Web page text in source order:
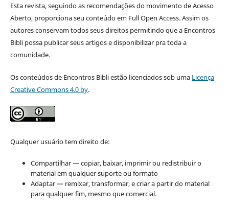
Esta revista, seguindo as recomendações do movimento de Acesso
Aberto, proporciona seu conteúdo em Full Open Access. Assim os
autores conservam todos seus direitos permitindo que a Encontros
Bibli possa publicar seus artigos e disponibilizar pra toda a
comunidade.
Os conteúdos de Encontros Bibli estão licenciados sob uma Licença
Creative Commons 4.0 by.
Qualquer usuário tem direito de:
Compartilhar — copiar, baixar, imprimir ou redistribuir o
material em qualquer suporte ou formato
Adaptar — remixar, transformar, e criar a partir do material
para qualquer fim, mesmo que comercial.